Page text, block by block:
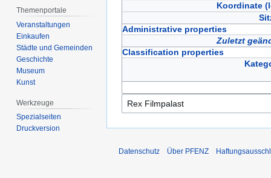
Koordinate
Administrative properties
Zuletzt
Classification properties
Themenportale
Veranstaltungen
Einkaufen
Städte und Gemeinden
Geschichte
Museum
Kunst
Werkzeuge
Spezialseiten
Druckversion
Datenschutz Über PFENZ